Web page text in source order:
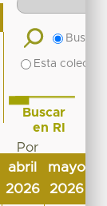
abril
2026
mayo
2026
Buscar
Esta
Buscar
en RI
Por
Fecha
de
publicación